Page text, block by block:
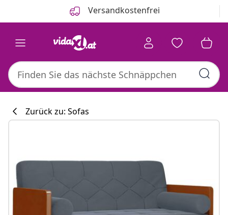
Versandkostenfrei
#sharemevidaxl
Zurück zu: Sofas